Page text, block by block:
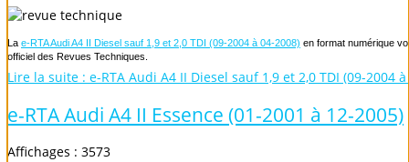
La e-RTA Audi A4 II Diesel sauf 1,9 et 2,0 TDI (09-2004 à 04-2008) en format numérique
officiel des Revues Techniques.
Lire la suite : e-RTA Audi A4 II Diesel sauf 1,9 et 2,0 TDI (09-2004
e-RTA Audi A4 II Essence (01-2001 à 12-2005)
Affichages : 3573